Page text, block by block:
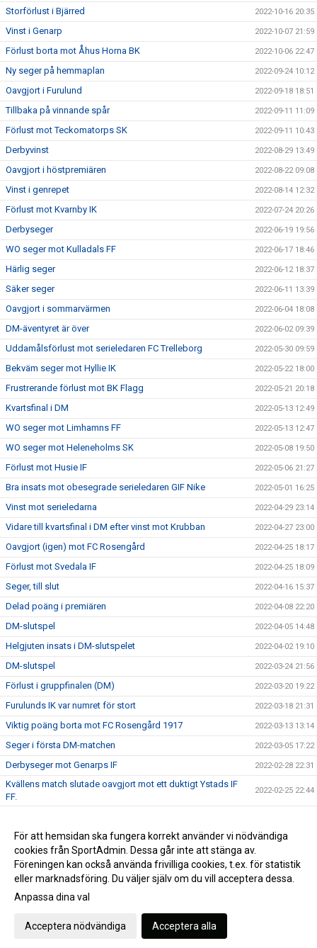
Storförlust i Bjärred 2022-10-16 20:35
Vinst i Genarp 2022-10-07 21:59
Förlust borta mot Åhus Horna BK 2022-10-06 22:47
Ny seger på hemmaplan 2022-09-24 10:12
Oavgjort i Furulund 2022-09-18 18:51
Tillbaka på vinnande spår 2022-09-11 11:09
Förlust mot Teckomatorps SK 2022-09-11 10:43
Derbyvinst 2022-08-29 13:49
Oavgjort i höstpremiären 2022-08-22 09:08
Vinst i genrepet 2022-08-14 12:32
Förlust mot Kvarnby IK 2022-07-24 20:26
Derbyseger 2022-06-19 19:56
WO seger mot Kulladals FF 2022-06-17 18:46
Härlig seger 2022-06-12 18:37
Säker seger 2022-06-11 13:39
Oavgjort i sommarvärmen 2022-06-04 18:08
DM-äventyret är över 2022-06-02 09:39
Uddamålsförlust mot serieledaren FC Trelleborg 2022-05-30 09:59
Bekväm seger mot Hyllie IK 2022-05-22 18:00
Frustrerande förlust mot BK Flagg 2022-05-21 20:18
Kvartsfinal i DM 2022-05-13 12:49
WO seger mot Limhamns FF 2022-05-13 12:47
WO seger mot Heleneholms SK 2022-05-08 19:50
Förlust mot Husie IF 2022-05-06 21:27
Bra insats mot obesegrade serieledaren GIF Nike 2022-05-01 16:25
Vinst mot serieledarna 2022-04-29 23:14
Vidare till kvartsfinal i DM efter vinst mot Krubban 2022-04-27 23:00
Oavgjort (igen) mot FC Rosengård 2022-04-25 18:17
Förlust mot Svedala IF 2022-04-25 18:09
Seger, till slut 2022-04-16 15:37
Delad poäng i premiären 2022-04-08 22:20
DM-slutspel 2022-04-05 14:48
Helgjuten insats i DM-slutspelet 2022-04-02 19:10
DM-slutspel 2022-03-24 21:56
Förlust i gruppfinalen (DM) 2022-03-20 19:22
Furulunds IK var numret för stort 2022-03-18 21:31
Viktig poäng borta mot FC Rosengård 1917 2022-03-13 13:14
Seger i första DM-matchen 2022-03-05 17:22
Derbyseger mot Genarps IF 2022-02-28 22:31
Kvällens match slutade oavgjort mot ett duktigt Ystads IF
FF.
2022-02-25 22:44
Förlust i första träningsmatchen 2022-02-19 16:31
DM HJ 2022 2022-02-12 15:09
Gå till Webbversion
För att hemsidan ska fungera korrekt använder vi nödvändiga
cookies från SportAdmin. Dessa går inte att stänga av.
Föreningen kan också använda frivilliga cookies, t.ex. för statistik
eller marknadsföring. Du väljer själv om du vill acceptera dessa.
Anpassa dina val
Acceptera nödvändiga Acceptera alla